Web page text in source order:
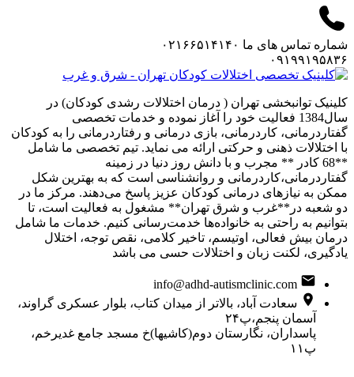
شماره تماس های ما ۰۲۱۶۶۵۱۴۱۴۰
۰۹۱۹۹۱۹۵۸۳۶
کلینیک توانبخشی تهران ( درمان اختلالات رشدی کودکان) در
سال1384 فعالیت خود را آغاز نموده و خدمات تخصصی
گفتاردرمانی، کاردرمانی، بازی درمانی و رفتاردرمانی را به کودکان
با اختلالات ذهنی و حرکتی ارائه می نماید. تیم تخصصی ما شامل
**68 کادر ** مجرب و با دانش روز دنیا در زمینه
گفتاردرمانی،کاردرمانی و روانشناسی است که به بهترین شکل
ممکن به نیازهای درمانی کودکان عزیز پاسخ می‌دهند. مرکز ما در
دو شعبه در**غرب و شرق تهران** مشغول به فعالیت است، تا
بتوانیم به راحتی به خانواده‌ها خدمت‌رسانی کنیم. خدمات ما شامل
درمان بیش فعالی، اوتیسم، تاخیر کلامی، نقص توجه، اختلال
یادگیری، لکنت زبان و اختلالات حسی می باشد
info@adhd-autismclinic.com
سعادت آباد، بالاتر از میدان کتاب، بلوار عسکری گراوند،
آسمان پنجم،پ۲۴
پاسداران، نگارستان دوم(کاشیها)خ مسجد جامع غدیرخم،
پ۱۱